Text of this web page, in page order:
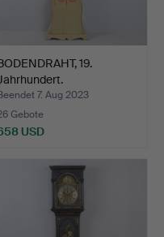
19.
7. Aug 2023
Gebote
USD